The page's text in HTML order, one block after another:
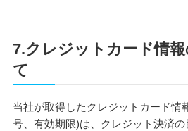
7.クレジットカード情
て
当社が取得したクレジットカード情
号、有効期限)は、クレジット決済